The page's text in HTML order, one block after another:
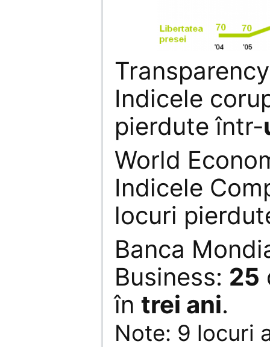
Indicele
pierdute într-
World
Indicele
locuri
Banca
Business: 25
în trei ani.
Note: 9 locuri